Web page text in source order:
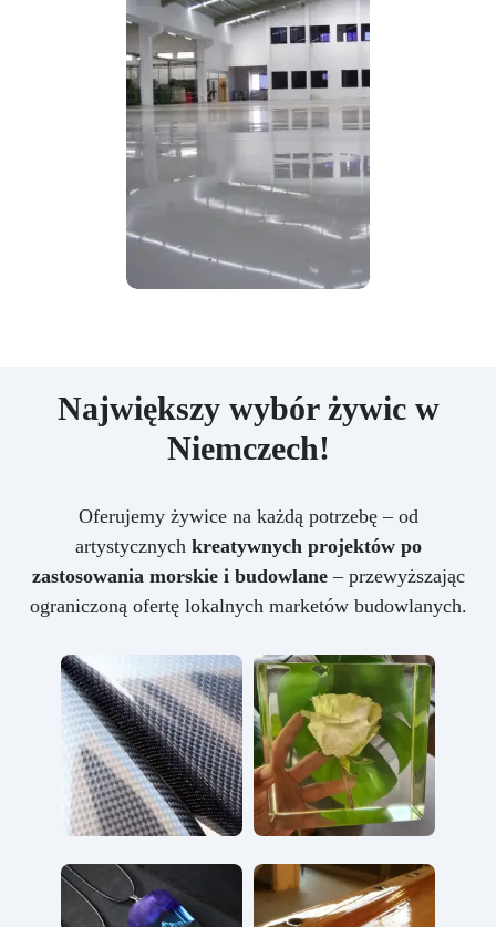
Największy wybór żywic w
Niemczech!
Oferujemy żywice na każdą potrzebę – od
artystycznych kreatywnych projektów po
zastosowania morskie i budowlane– przewyższając
ograniczoną ofertę lokalnych marketów budowlanych.